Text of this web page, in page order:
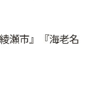
瀬市』『海老名